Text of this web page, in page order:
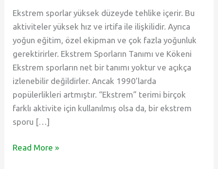
Ekstrem sporlar yüksek düzeyde tehlike içerir. Bu
aktiviteler yüksek hız ve irtifa ile ilişkilidir. Ayrıca
yoğun eğitim, özel ekipman ve çok fazla yoğunluk
gerektirirler. Ekstrem Sporların Tanımı ve Kökeni
Ekstrem sporların net bir tanımı yoktur ve açıkça
izlenebilir değildirler. Ancak 1990’larda
popülerlikleri artmıştır. “Ekstrem” terimi birçok
farklı aktivite için kullanılmış olsa da, bir ekstrem
sporu […]
Ekstrem
Read More »